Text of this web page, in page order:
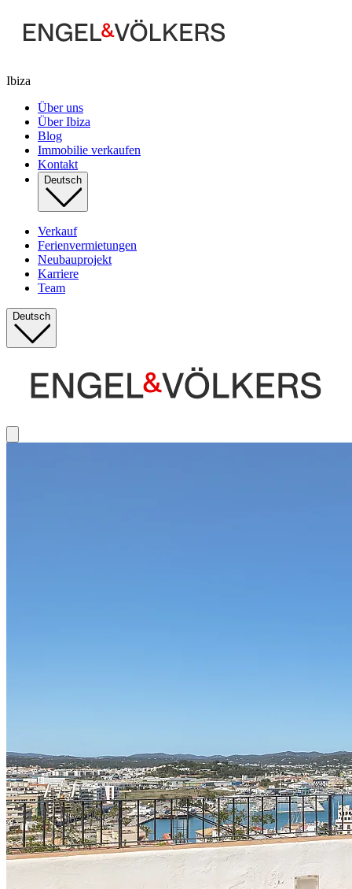
Ibiza
Über uns
Über Ibiza
Blog
Immobilie verkaufen
Kontakt
Deutsch
Verkauf
Ferienvermietungen
Neubauprojekt
Karriere
Team
Deutsch